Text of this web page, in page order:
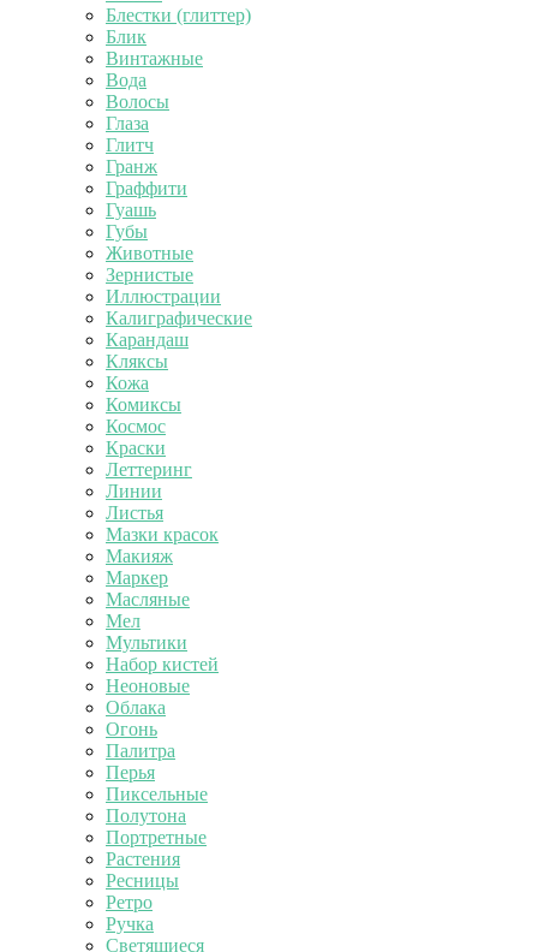
Блестки (глиттер)
Блик
Винтажные
Вода
Волосы
Глаза
Глитч
Гранж
Граффити
Гуашь
Губы
Животные
Зернистые
Иллюстрации
Калиграфические
Карандаш
Кляксы
Кожа
Комиксы
Космос
Краски
Леттеринг
Линии
Листья
Мазки красок
Макияж
Маркер
Масляные
Мел
Мультики
Набор кистей
Неоновые
Облака
Огонь
Палитра
Перья
Пиксельные
Полутона
Портретные
Растения
Ресницы
Ретро
Ручка
Светящиеся